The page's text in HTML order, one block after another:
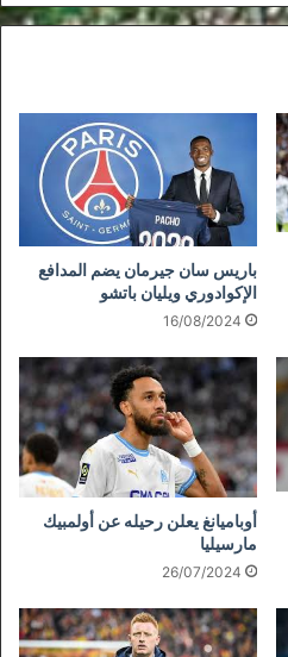
باريس سان جيرمان يضم المدافع
الإكوادوري ويليان باتشو
16/08/2024
أوباميانغ يعلن رحيله عن أولمبيك
مارسيليا
26/07/2024